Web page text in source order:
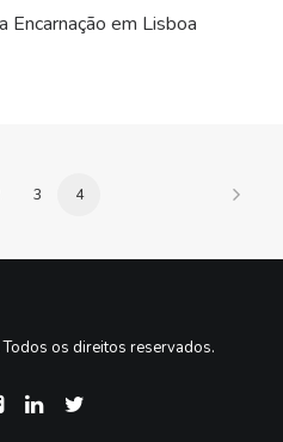
em Lisboa
3 4
os direitos reservados.